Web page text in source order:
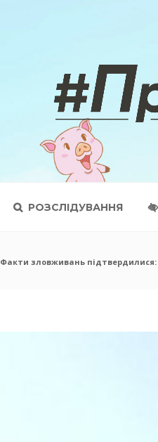
РОЗСЛІДУВАННЯ
Факти зловживань підтвердилися: